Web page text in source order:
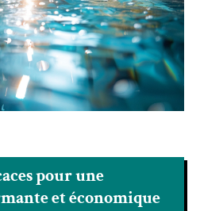
pour une
et économique